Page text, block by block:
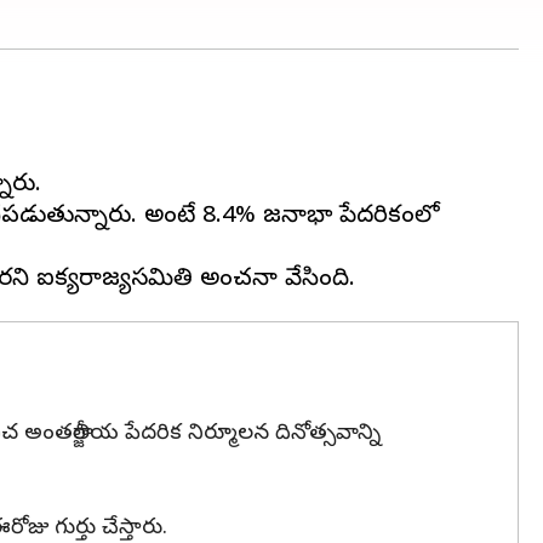
అంటే 8.4% జనాభా పేదరికంలో
అంతర్జాతీయ పేదరిక నిర్మూలన దినోత్సవాన్ని
గుర్తు చేస్తారు.